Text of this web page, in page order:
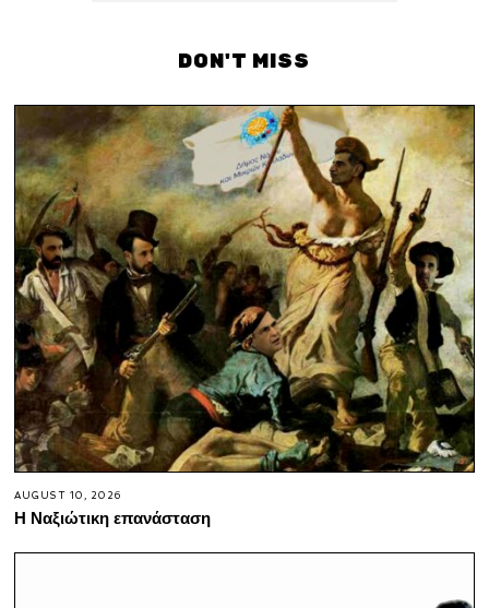
DON'T MISS
AUGUST 10, 2026
Η Ναξιώτικη επανάσταση